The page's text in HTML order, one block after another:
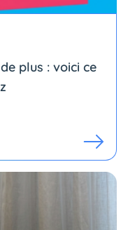
plus : voici ce